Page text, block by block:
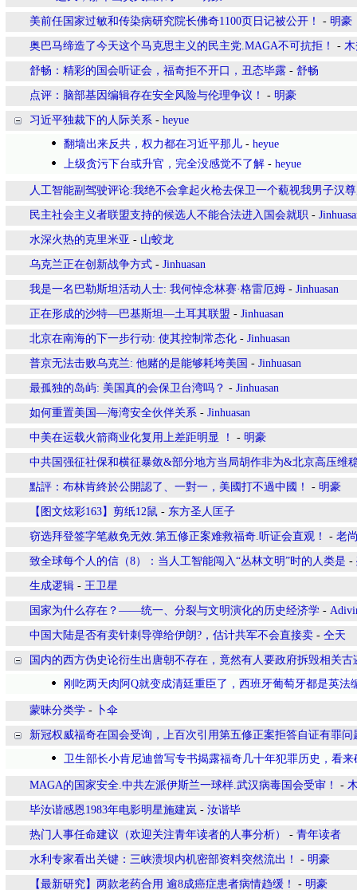
美前任国家过敏和传染病研究院长佛奇1100页日记被公开！ - 明豪
奥巴马缔造了今天这个马克思主义的民主党.MAGA不可抗拒！ -
舒畅：精彩的国会听证会，福奇拒不开口，丑态毕露 - 舒畅
点评：脑部基因编辑存在安全风险与伦理争议！ - 明豪
习近平独裁下的人际关系 - heyue
翻墙出来反共，权力都在习近平那儿 - heyue
上级贪污下台或升官，完全没感觉不了解 - heyue
人工智能副驾驶评论:我绝不会拿起火枪去保卫一个藐视我男子汉
民主社会主义者联盟支持的候选人不能合法进入国会就职 -
水深火热的克里米亚 - 山蛟龙
乌克兰正在创新战争方式 - Jinhuasan
我是一名巴勒斯坦活动人士: 我何悼念林赛·格雷厄姆 - Jinhuasan
正在形成的沙特—巴基斯坦—土耳其联盟 - Jinhuasan
北京在南海的下一步行动: 使其控制常态化 - Jinhuasan
普京无法击败乌克兰: 他赌的是能够耗垮美国 - Jinhuasan
最孤独的岛屿: 美国真的会保卫台湾吗？ - Jinhuasan
如何重置美国—海湾安全伙伴关系 - Jinhuasan
中美在运载火箭商业化复用上差距明显 ！ - 明豪
中共国强征社保和横征暴敛&部分地方当局胡作非为&北京高压维
點評：布林肯終於公開認了、一對一，美國打不過中國！ - 明豪
【图文炫彩163】剪纸12鼠 - 东方圣人匡子
窃选拜登签字笔赦免无效.第五修正案难救福奇.听证会直观！ - 老
致全球每个人的信（8）：当人工智能闯入“丛林文明”时的人类是 -
生成逻辑 - 王卫星
国家为什么存在？——统一、分裂与文明演化的历史经济学 -
中国大陆是否有卖针刺导弹给伊朗?，估计共军不会直接卖 - 仝天
国内的西方伪史论衍生出唐朝不存在，竟然有人要政府拆毁相关古
刚吃两天肉阿Q就变成清廷重臣了，西班牙葡萄牙都是英法
蒙昧分类学 - 卜伞
新冠权威福奇在国会受询，上百次引用第五修正案拒答自证有罪问
卫生部长小肯尼迪曾写专书揭露福奇几十年犯罪历史，看来
MAGA的国家安全.中共左派伊斯兰一球样.武汉病毒国会受审！ -
毕汝谐感恩1983年电影明星施建岚 - 汝谐毕
热门人事任命建议（欢迎关注青年读者的人事分析） - 青年读者
水利专家看出关键：三峡溃坝内机密部资料突然流出！ - 明豪
【最新研究】两款老药合用 逾8成癌症患者病情趋缓！ - 明豪